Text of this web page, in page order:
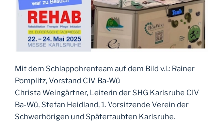
Mit dem Schlappohrenteam auf dem Bild v.l.: Rainer
Pomplitz, Vorstand CIV Ba-Wü
Christa Weingärtner, Leiterin der SHG Karlsruhe CIV
Ba-Wü, Stefan Heidland, 1. Vorsitzende Verein der
Schwerhörigen und Spätertaubten Karlsruhe.